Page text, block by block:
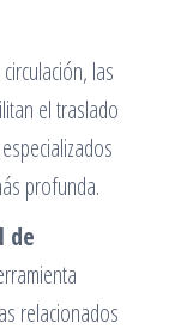
las
el traslado
profunda.
de
relacionados